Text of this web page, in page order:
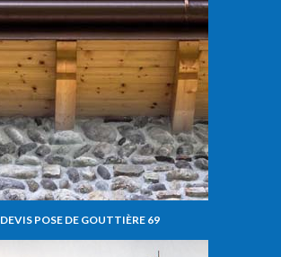
DEVIS POSE DE GOUTTIÈRE 69